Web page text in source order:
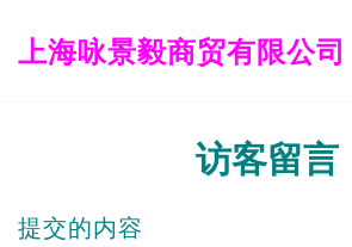
上海咏景毅商贸有限公司
访客留言
提交的内容